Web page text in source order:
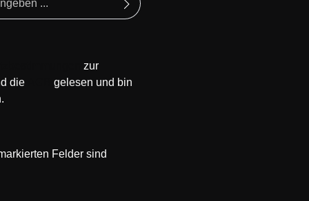
zur
die
gelesen und bin
Felder sind